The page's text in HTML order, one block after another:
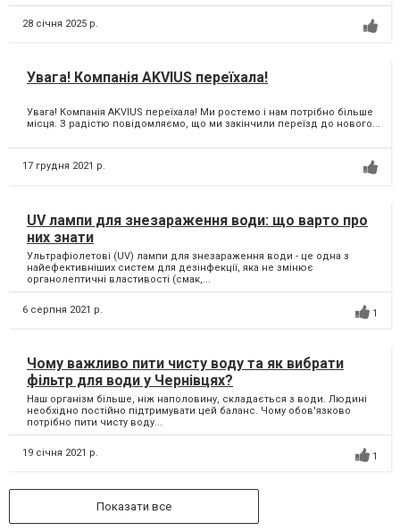
28 січня 2025 р.
Увага! Компанія AKVIUS переїхала!
Увага! Компанія AKVIUS переїхала! Ми ростемо і нам потрібно більше
місця. З радістю повідомляємо, що ми закінчили переїзд до нового...
17 грудня 2021 р.
UV лампи для знезараження води: що варто про
них знати
Ультрафіолетові (UV) лампи для знезараження води - це одна з
найефективніших систем для дезінфекції, яка не змінює
органолептичні властивості (смак,...
6 серпня 2021 р. 1
Чому важливо пити чисту воду та як вибрати
фільтр для води у Чернівцях?
Наш організм більше, ніж наполовину, складається з води. Людині
необхідно постійно підтримувати цей баланс. Чому обов'язково
потрібно пити чисту воду...
19 січня 2021 р. 1
Показати все